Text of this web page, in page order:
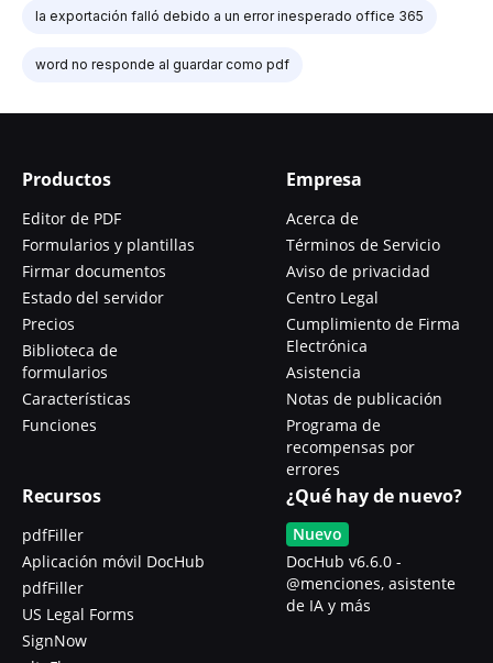
la exportación falló debido a un error inesperado office 365
word no responde al guardar como pdf
Productos
Editor de PDF
Formularios y plantillas
Firmar documentos
Estado del servidor
Precios
Biblioteca de
formularios
Características
Funciones
Empresa
Acerca de
Términos de Servicio
Aviso de privacidad
Centro Legal
Cumplimiento de Firma
Electrónica
Asistencia
Notas de publicación
Programa de
recompensas por
errores
Recursos
pdfFiller
Aplicación móvil DocHub
pdfFiller
US Legal Forms
SignNow
¿Qué hay de nuevo?
Nuevo
DocHub v6.6.0 -
@menciones, asistente
de IA y más